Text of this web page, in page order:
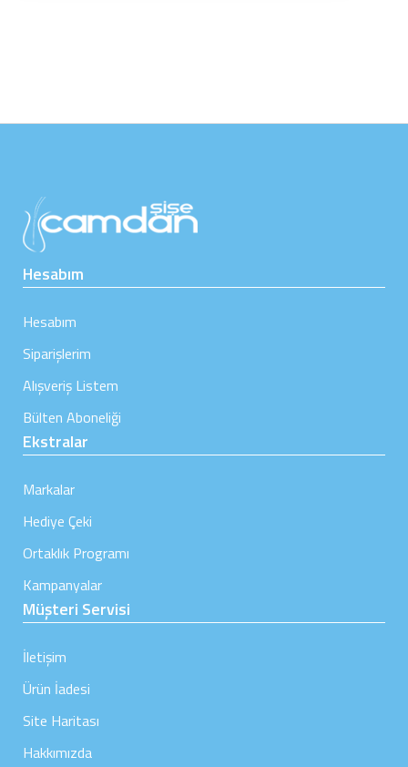
Hesabım
Hesabım
Siparişlerim
Alışveriş Listem
Bülten Aboneliği
Ekstralar
Markalar
Hediye Çeki
Ortaklık Programı
Kampanyalar
Müşteri Servisi
İletişim
Ürün İadesi
Site Haritası
Hakkımızda